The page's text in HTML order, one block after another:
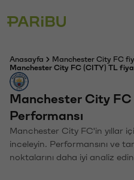
Anasayfa
Manchester City FC
Manchester City FC (CITY) TL
Manchester City
Performansı
Manchester City FC'in yıllar
inceleyin. Performansını ve
noktalarını daha iyi analiz